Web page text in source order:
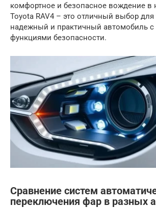
комфортное и безопасное вождение в
Toyota RAV4 – это отличный выбор для
надежный и практичный автомобиль
функциями безопасности.
Сравнение систем
переключения фар в разных